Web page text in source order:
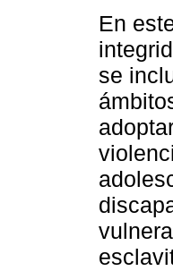
En
se